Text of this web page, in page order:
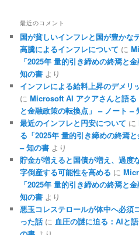
最近のコメント
国が貧しいインフレと国が豊かな
高騰によるインフレについて に
「2025年 量的引き締めの終焉と
知の書 より
インフレによる給料上昇のデメリ
にMicrosoft AI アクアさんと語る
と金融政策の転換点」 – ノート –
最近のインフレと円安について に
る「2025年 量的引き締めの終焉
– 知の書 より
貯金が増えると国債が増え、過度
字倒産する可能性を高める に
「2025年 量的引き締めの終焉と
知の書 より
悪玉コレステロールが体中へ必須
った話 に 血圧の謎に迫る：AIと